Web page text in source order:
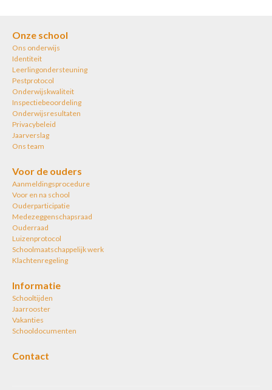
Onze school
Ons onderwijs
Identiteit
Leerlingondersteuning
Pestprotocol
Onderwijskwaliteit
Inspectiebeoordeling
Onderwijsresultaten
Privacybeleid
Jaarverslag
Ons team
Voor de ouders
Aanmeldingsprocedure
Voor en na school
Ouderparticipatie
Medezeggenschapsraad
Ouderraad
Luizenprotocol
Schoolmaatschappelijk werk
Klachtenregeling
Informatie
Schooltijden
Jaarrooster
Vakanties
Schooldocumenten
Contact